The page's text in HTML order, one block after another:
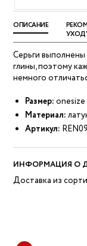
ОПИСАНИЕ
Серьги
глины, поэтому
немного
Размер: onesize
Материал:
Артикул:
ИНФОРМАЦИЯ О
Доставка из